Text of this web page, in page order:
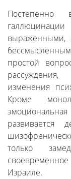
Постепенно
выраженными,
простой
изменения
Кроме
развивается
только
Израиле.